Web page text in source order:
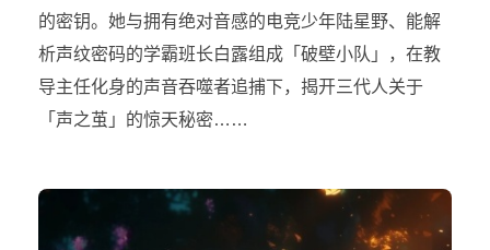
的密钥。她与拥有绝对音感的电竞少年陆星野、能解
析声纹密码的学霸班长白露组成「破壁小队」，在教
导主任化身的声音吞噬者追捕下，揭开三代人关于
「声之茧」的惊天秘密……